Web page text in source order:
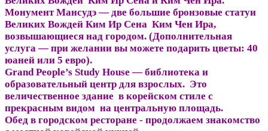
Монумент Мансудэ — две большие бронзовые статуи
Великих Вождей Ким Ир Сена Ким Чен Ира,
возвышающиеся над городом. (Дополнительная
услуга — при желании вы можете подарить цветы: 40
юаней или 5 евро).
Grand People’s Study House — библиотека и
образовательный центр для взрослых. Это
величественное здание в корейском стиле с
прекрасным видом на центральную площадь.
Обед в городском ресторане - продолжаем знакомство